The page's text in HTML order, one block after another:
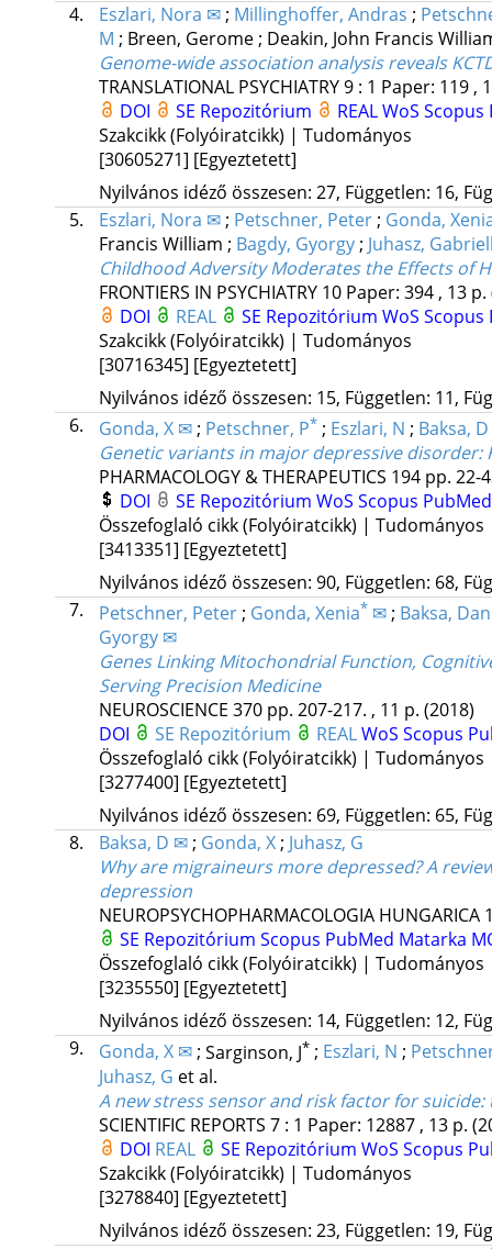
4.
Eszlari, Nora ✉ ; Millinghoffer, Andras ;
M ; Breen, Gerome ; Deakin, John Francis
Genome-wide association analysis reveals
TRANSLATIONAL PSYCHIATRY9: 1 Paper: 119 ,
DOI
SE Repozitórium REALWoS Scopus
Szakcikk (Folyóiratcikk) | Tudományos
[30605271] [Egyeztetett]
Nyilvános idéző összesen: 27, Független: 16,
5.
Eszlari, Nora ✉ ; Petschner, Peter ; Gonda,
Francis William ; Bagdy, Gyorgy ; Juhasz,
Childhood Adversity Moderates the Effects of
FRONTIERS IN PSYCHIATRY 10 Paper: 394 , 13 p.
DOI
REAL SE Repozitórium WoS Scopus
Szakcikk (Folyóiratcikk) | Tudományos
[30716345] [Egyeztetett]
Nyilvános idéző összesen: 15, Független: 11,
6.
Gonda, X ✉ ; Petschner, P* ; Eszlari, N ; Baksa, D
Genetic variants in major depressive
PHARMACOLOGY & THERAPEUTICS 194 pp. 22-
DOI
SE Repozitórium WoS Scopus
Összefoglaló cikk (Folyóiratcikk) | Tudományos
[3413351] [Egyeztetett]
Nyilvános idéző összesen: 90, Független: 68,
7.
Petschner, Peter; Gonda, Xenia*✉; Baksa,
Gyorgy ✉
Genes Linking Mitochondrial Function,
Serving Precision Medicine
NEUROSCIENCE 370 pp. 207-217. , 11 p. (2018)
DOI
SE Repozitórium REALWoS Scopus
Összefoglaló cikk (Folyóiratcikk) | Tudományos
[3277400] [Egyeztetett]
Nyilvános idéző összesen: 69, Független: 65,
8.
Baksa, D ✉; Gonda, X; Juhasz, G
Why are migraineurs more depressed? A
depression
NEUROPSYCHOPHARMACOLOGIA HUNGARICA
SE Repozitórium Scopus PubMed Matarka
Összefoglaló cikk (Folyóiratcikk) | Tudományos
[3235550] [Egyeztetett]
Nyilvános idéző összesen: 14, Független: 12,
9.
Gonda, X ✉; Sarginson, J* ; Eszlari, N ;
Juhasz, G et al.
A new stress sensor and risk factor for
SCIENTIFIC REPORTS 7: 1 Paper: 12887 , 13 p.
DOI REAL SE Repozitórium WoS Scopus
Szakcikk (Folyóiratcikk) | Tudományos
[3278840] [Egyeztetett]
Nyilvános idéző összesen: 23, Független: 19,